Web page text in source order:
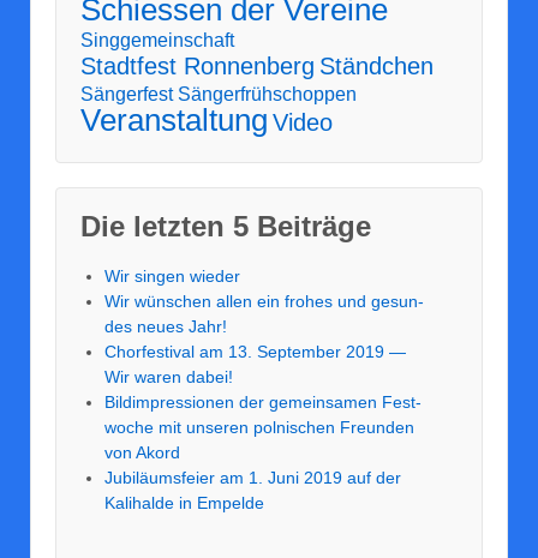
Schiessen der Vereine
Singgemeinschaft
Stadtfest Ronnenberg Ständchen
Sängerfest Sängerfrühschoppen
Veranstaltung Video
Die letz­ten 5 Bei­trä­ge
Wir sin­gen wie­der
Wir wün­schen allen ein fro­hes und gesun­
des neu­es Jahr!
Chor­fes­ti­val am 13. Sep­tem­ber 2019 —
Wir waren dabei!
Bild­im­pres­sio­nen der gemein­sa­men Fest­
wo­che mit unse­ren pol­ni­schen Freun­den
von Akord
Jubi­lä­ums­fei­er am 1. Juni 2019 auf der
Kali­hal­de in Empel­de